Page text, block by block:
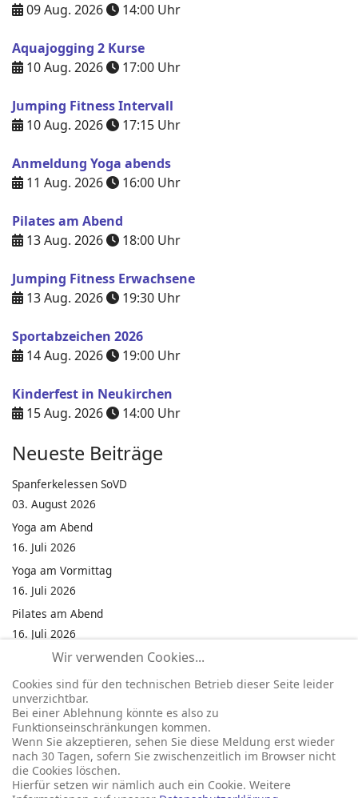
09 Aug. 2026
14:00 Uhr
Aquajogging 2 Kurse
10 Aug. 2026
17:00 Uhr
Jumping Fitness Intervall
10 Aug. 2026
17:15 Uhr
Anmeldung Yoga abends
11 Aug. 2026
16:00 Uhr
Pilates am Abend
13 Aug. 2026
18:00 Uhr
Jumping Fitness Erwachsene
13 Aug. 2026
19:30 Uhr
Sportabzeichen 2026
14 Aug. 2026
19:00 Uhr
Kinderfest in Neukirchen
15 Aug. 2026
14:00 Uhr
Neueste Beiträge
Spanferkelessen SoVD
03. August 2026
Yoga am Abend
16. Juli 2026
Yoga am Vormittag
16. Juli 2026
Pilates am Abend
16. Juli 2026
Jumping Fitness Intervall
16. Juli 2026
Jumping Fitness Erwachsene
16. Juli 2026
Kinderfest in Neukirchen
16. Juli 2026
Wir verwenden Cookies...
Cookies sind für den technischen Betrieb dieser Seite leider
unverzichtbar.
Bei einer Ablehnung könnte es also zu
Funktionseinschränkungen kommen.
Wenn Sie akzeptieren, sehen Sie diese Meldung erst wieder
nach 30 Tagen, sofern Sie zwischenzeitlich im Browser nicht
die Cookies löschen.
Hierfür setzen wir nämlich auch ein Cookie. Weitere